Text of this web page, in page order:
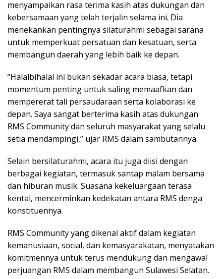
menyampaikan rasa terima kasih atas dukungan dan
kebersamaan yang telah terjalin selama ini. Dia
menekankan pentingnya silaturahmi sebagai sarana
untuk memperkuat persatuan dan kesatuan, serta
membangun daerah yang lebih baik ke depan.
“Halalbihalal ini bukan sekadar acara biasa, tetapi
momentum penting untuk saling memaafkan dan
mempererat tali persaudaraan serta kolaborasi ke
depan. Saya sangat berterima kasih atas dukungan
RMS Community dan seluruh masyarakat yang selalu
setia mendampingi,” ujar RMS dalam sambutannya.
Selain bersilaturahmi, acara itu juga diisi dengan
berbagai kegiatan, termasuk santap malam bersama
dan hiburan musik. Suasana kekeluargaan terasa
kental, mencerminkan kedekatan antara RMS denga
konstituennya.
RMS Community yang dikenal aktif dalam kegiatan
kemanusiaan, social, dan kemasyarakatan, menyatakan
komitmennya untuk terus mendukung dan mengawal
perjuangan RMS dalam membangun Sulawesi Selatan.